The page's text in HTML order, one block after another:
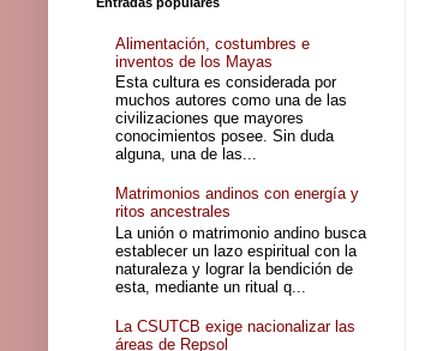
Entradas populares
Alimentación, costumbres e
inventos de los Mayas
Esta cultura es considerada por
muchos autores como una de las
civilizaciones que mayores
conocimientos posee. Sin duda
alguna, una de las...
Matrimonios andinos con energía y
ritos ancestrales
La unión o matrimonio andino busca
establecer un lazo espiritual con la
naturaleza y lograr la bendición de
esta, mediante un ritual q...
La CSUTCB exige nacionalizar las
áreas de Repsol